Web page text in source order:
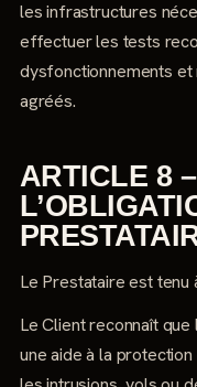
les infrastructures
effectuer les tests
dysfonctionnements
agréés.
ARTICLE 8
Le Prestataire est tenu
Le Client reconnaît
une aide à la